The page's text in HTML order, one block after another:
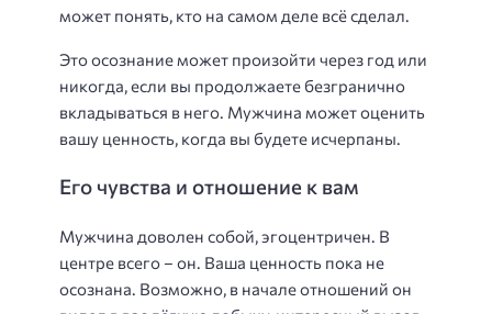
может понять, кто на самом деле всё сделал.
Это осознание может произойти через год или
никогда, если вы продолжаете безгранично
вкладываться в него. Мужчина может оценить
вашу ценность, когда вы будете исчерпаны.
Его чувства и отношение к вам
Мужчина доволен собой, эгоцентричен. В
центре всего – он. Ваша ценность пока не
осознана. Возможно, в начале отношений он